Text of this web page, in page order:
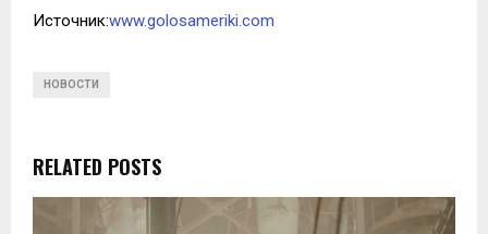
Источник:www.golosameriki.com
НОВОСТИ
RELATED POSTS